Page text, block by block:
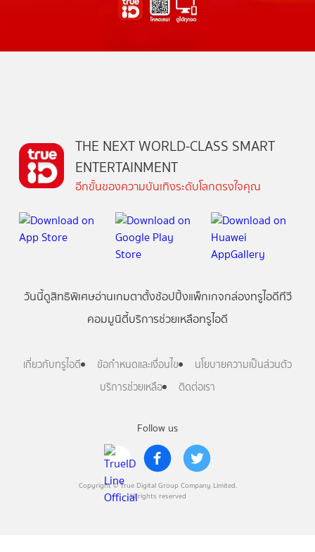
Follow us
Copyright © True Digital Group Company Limited.
All rights reserved
THE NEXT WORLD-CLASS SMART
ENTERTAINMENT
อีกขั้นของความบันเทิงระดับโลกตรงใจคุณ
วันนี้ดูสิทธิพิเศษอ่านเกมตาตั้งช้อปปิ้งแพ็กเกจกล่องทรูไอดีทีวี
คอมมูนิตี้บริการช่วยเหลือทรูไอดี
เกี่ยวกับทรูไอดี ข้อกำหนดและเงื่อนไข
นโยบายความเป็นส่วนตัว
บริการช่วยเหลือ
ติดต่อเรา